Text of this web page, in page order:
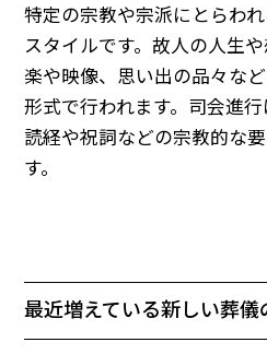
特定の宗教や宗派にとらわ
スタイルです。故人の人生
楽や映像、思い出の品々な
形式で行われます。司会進行
読経や祝詞などの宗教的な
す。
最近増えている新しい葬儀